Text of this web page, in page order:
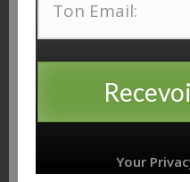
Rhum et Talons Aiguilles
Your